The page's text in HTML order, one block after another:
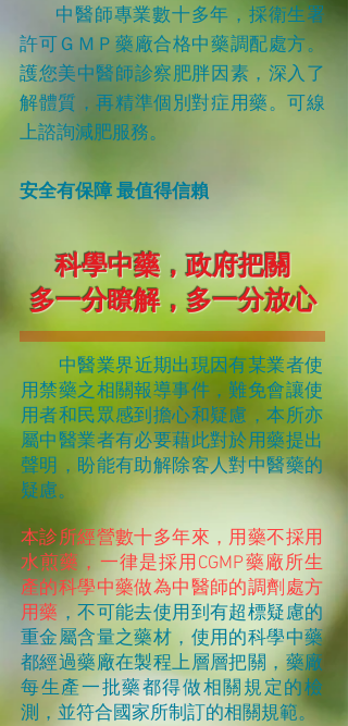
中醫師專業數十多年，採衛生署
許可 ＧＭＰ藥廠合格中藥調配處方。
護您美中醫師診察肥胖 因素，深入 了
解體質，再精準個別對症用藥。 可線
上諮詢減肥服務。
安全有保障 最值得信賴
科學中藥，政府把關
多一分瞭解，多一分放心
中醫業界近期出現因有某業者使
用禁藥之相關報導事件，難免會讓使
用者和民眾感到擔心和疑慮，本所亦
屬中醫業者有必要藉此對於用藥提出
聲明，盼能有助解除客人對中醫藥的
疑慮。
本診所經營數十多年來，用藥不採用
水煎藥，一律是採用CGMP藥廠所生
產的科學中藥做為中醫師的調劑處方
用藥 ，不可能去使用到有超標疑慮的
重金屬含量之藥材，使用的科學中藥
都經過藥廠在製程上層層把關，藥廠
每生產一批藥都得做相關規定的檢
測，並符合國家所制訂的相關規範。